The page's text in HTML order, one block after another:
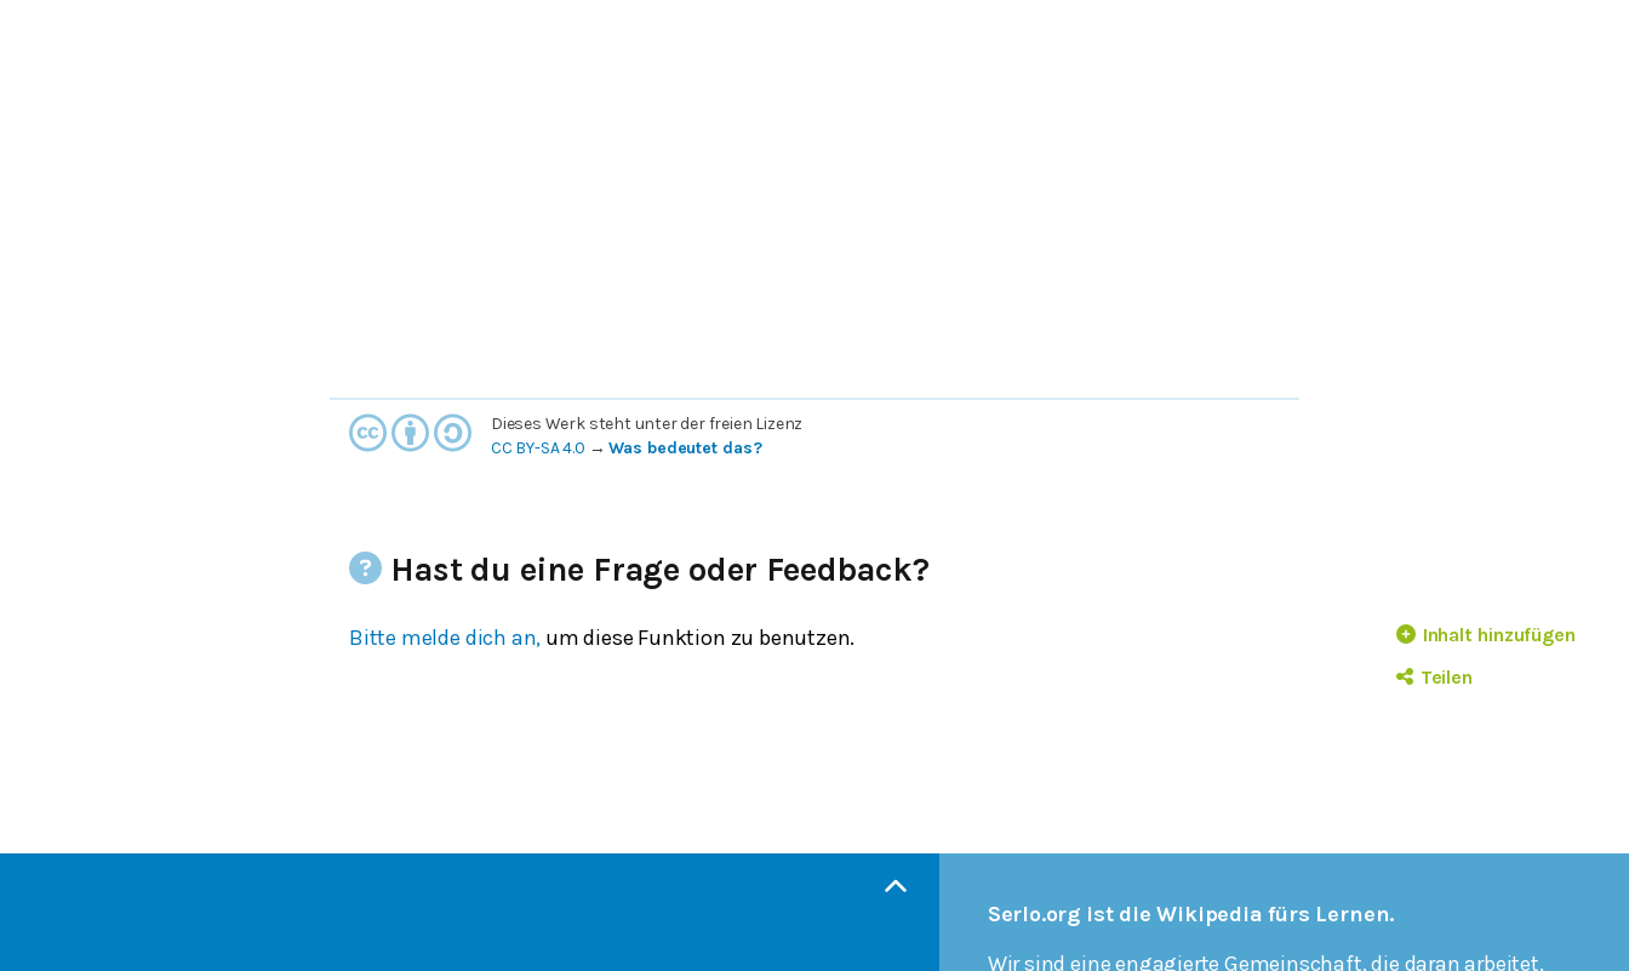
Dieses Werk steht unter der freien Lizenz
CC BY-SA 4.0 →Was bedeutet das?
Inhalt hinzufügen
Teilen
Hast du eine Frage oder Feedback?
Bitte melde dich an, um diese Funktion zu benutzen.
Serlo.org ist die Wikipedia fürs Lernen.
Wir sind eine engagierte Gemeinschaft, die daran arbeitet,